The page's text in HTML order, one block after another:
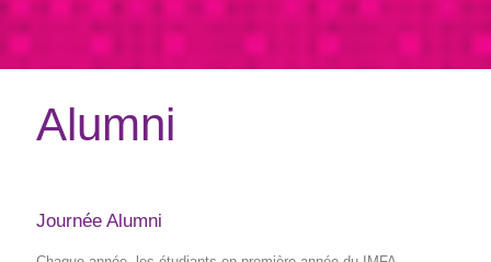
Alumni
Journée Alumni